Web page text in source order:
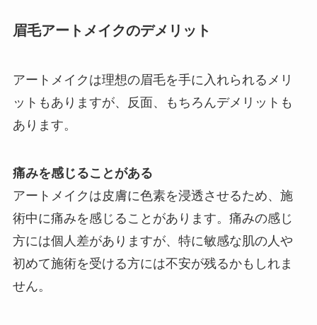
眉毛アートメイクのデメリット
アートメイクは理想の眉毛を手に入れられるメリ
ットもありますが、反面、もちろんデメリットも
あります。
痛みを感じることがある
アートメイクは皮膚に色素を浸透させるため、施
術中に痛みを感じることがあります。痛みの感じ
方には個人差がありますが、特に敏感な肌の人や
初めて施術を受ける方には不安が残るかもしれま
せん。